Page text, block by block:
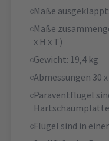
Maße
Maße
x H x T)
Gewicht: 19,4 kg
Abmessungen 30
Paraventflügel
Flügel sind in